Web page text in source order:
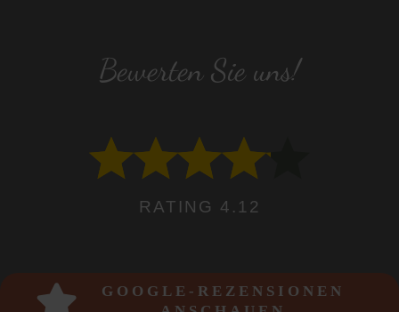
Bewerten Sie uns!
RATING 4.12
GOOGLE-REZENSIONEN